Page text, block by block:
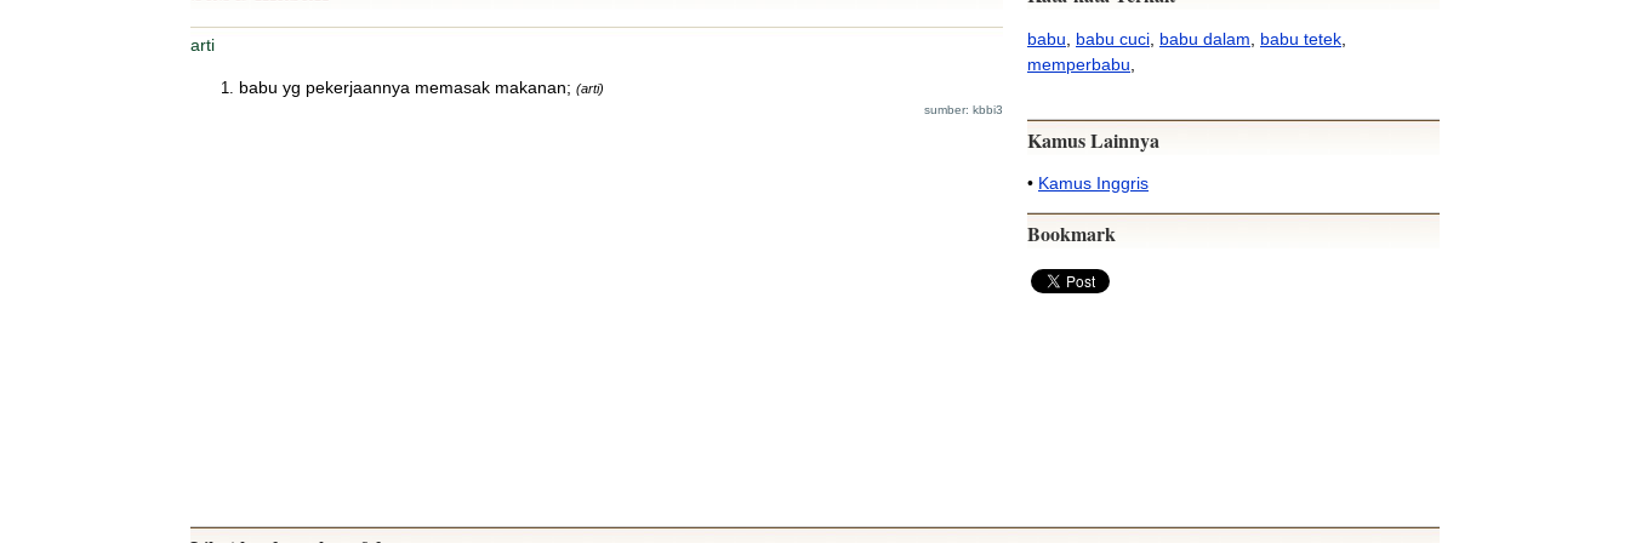
arti
babu yg pekerjaannya memasak makanan; (arti)
sumber: kbbi3
babu babu cuci babu dalam babu tetek
memperbabu
Kamus Lainnya
• Kamus Inggris
Bookmark